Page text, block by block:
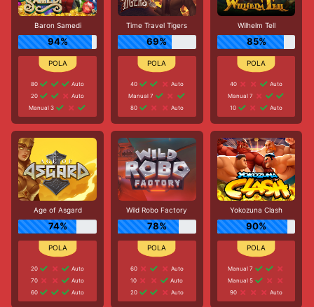
Baron Samedi
94%
80
Auto
20
Auto
Manual 3
Time Travel Tigers
69%
40
Auto
Manual 7
80
Auto
Wilhelm Tell
85%
40
Auto
Manual 7
10
Auto
Age of Asgard
74%
20
Auto
70
Auto
60
Auto
Wild Robo Factory
78%
60
Auto
10
Auto
20
Auto
Yokozuna Clash
90%
Manual 7
Manual 5
90
Auto